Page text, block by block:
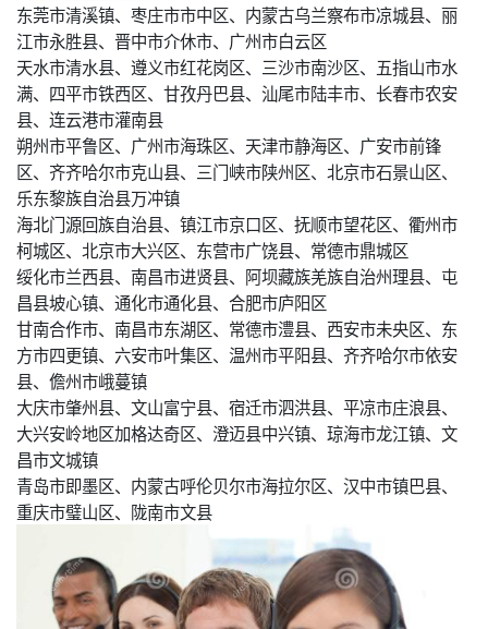
东莞市清溪镇、枣庄市市中区、内蒙古乌兰察布市凉城县、丽
江市永胜县、晋中市介休市、广州市白云区
天水市清水县、遵义市红花岗区、三沙市南沙区、五指山市水
满、四平市铁西区、甘孜丹巴县、汕尾市陆丰市、长春市农安
县、连云港市灌南县
朔州市平鲁区、广州市海珠区、天津市静海区、广安市前锋
区、齐齐哈尔市克山县、三门峡市陕州区、北京市石景山区、
乐东黎族自治县万冲镇
海北门源回族自治县、镇江市京口区、抚顺市望花区、衢州市
柯城区、北京市大兴区、东营市广饶县、常德市鼎城区
绥化市兰西县、南昌市进贤县、阿坝藏族羌族自治州理县、屯
昌县坡心镇、通化市通化县、合肥市庐阳区
甘南合作市、南昌市东湖区、常德市澧县、西安市未央区、东
方市四更镇、六安市叶集区、温州市平阳县、齐齐哈尔市依安
县、儋州市峨蔓镇
大庆市肇州县、文山富宁县、宿迁市泗洪县、平凉市庄浪县、
大兴安岭地区加格达奇区、澄迈县中兴镇、琼海市龙江镇、文
昌市文城镇
青岛市即墨区、内蒙古呼伦贝尔市海拉尔区、汉中市镇巴县、
重庆市璧山区、陇南市文县